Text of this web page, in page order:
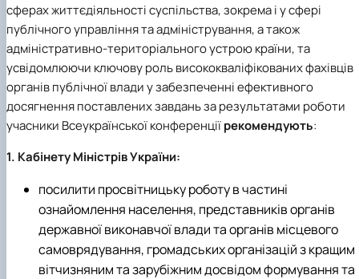
сферах життєдіяльності суспільства, зокрема і у сфері
публічного управління та адміністрування, а також
адміністративно-територіального устрою країни, та
усвідомлюючи ключову роль висококваліфікованих фахівців
органів публічної влади у забезпеченні ефективного
досягнення поставлених завдань за результатами роботи
учасники Всеукраїнської конференціїрекомендують:
1. Кабінету Міністрів України:
посилити просвітницьку роботу в частині
ознайомлення населення, представників органів
державної виконавчої влади та органів місцевого
самоврядування, громадських організацій з кращим
вітчизняним та зарубіжним досвідом формування та